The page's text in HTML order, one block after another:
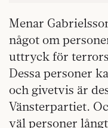
Menar
något om
uttryck för
Dessa personer
och givetvis är
Vänsterpartiet.
väl personer